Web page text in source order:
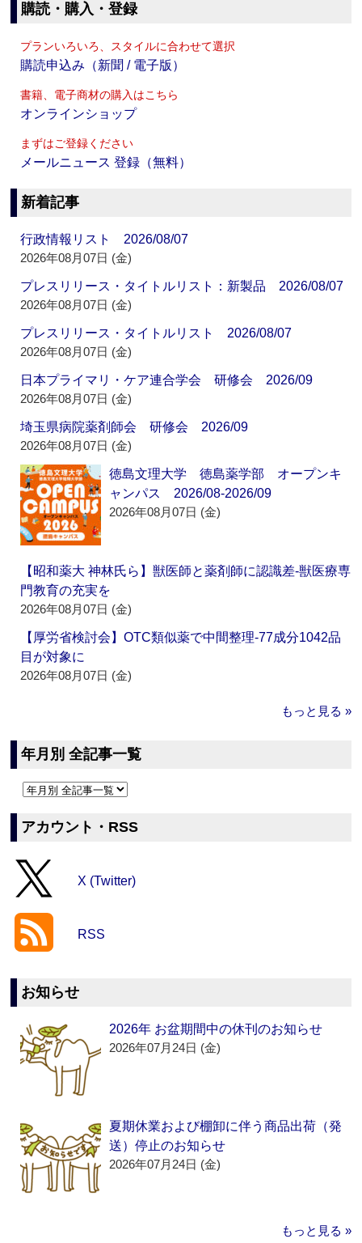
購読・購入・登録
プランいろいろ、スタイルに合わせて選択
購読申込み（新聞 / 電子版）
書籍、電子商材の購入はこちら
オンラインショップ
まずはご登録ください
メールニュース 登録（無料）
新着記事
行政情報リスト 2026/08/07
2026年08月07日 (金)
プレスリリース・タイトルリスト：新製品 2026/08/07
2026年08月07日 (金)
プレスリリース・タイトルリスト 2026/08/07
2026年08月07日 (金)
日本プライマリ・ケア連合学会 研修会 2026/09
2026年08月07日 (金)
埼玉県病院薬剤師会 研修会 2026/09
2026年08月07日 (金)
徳島文理大学 徳島薬学部 オープンキ
ャンパス 2026/08-2026/09
2026年08月07日 (金)
【昭和薬大 神林氏ら】獣医師と薬剤師に認識差‐獣医療専
門教育の充実を
2026年08月07日 (金)
【厚労省検討会】OTC類似薬で中間整理‐77成分1042品
目が対象に
2026年08月07日 (金)
もっと見る »
年月別 全記事一覧
アカウント・RSS
X (Twitter)
RSS
お知らせ
2026年 お盆期間中の休刊のお知らせ
2026年07月24日 (金)
夏期休業および棚卸に伴う商品出荷（発
送）停止のお知らせ
2026年07月24日 (金)
もっと見る »